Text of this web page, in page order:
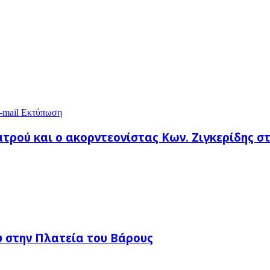
mail Εκτύπωση
και ο ακορντεονίστας Κων. Ζιγκερίδης
Πλατεία του Βάρους